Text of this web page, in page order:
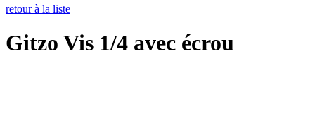
retour à la liste
Gitzo Vis 1/4 avec écrou